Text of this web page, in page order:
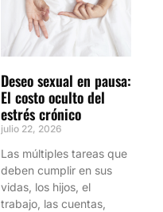
Deseo sexual en pausa:
El costo oculto del
estrés crónico
julio 22, 2026
Las múltiples tareas que
deben cumplir en sus
vidas, los hijos, el
trabajo, las cuentas,